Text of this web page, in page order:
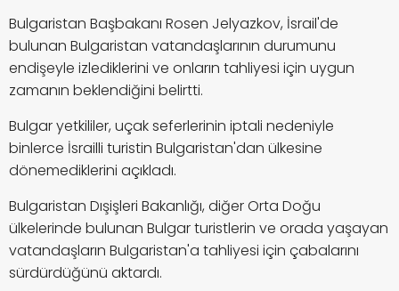
Bulgaristan Başbakanı Rosen Jelyazkov, İsrail'de
bulunan Bulgaristan vatandaşlarının durumunu
endişeyle izlediklerini ve onların tahliyesi için uygun
zamanın beklendiğini belirtti.
Bulgar yetkililer, uçak seferlerinin iptali nedeniyle
binlerce İsrailli turistin Bulgaristan'dan ülkesine
dönemediklerini açıkladı.
Bulgaristan Dışişleri Bakanlığı, diğer Orta Doğu
ülkelerinde bulunan Bulgar turistlerin ve orada yaşayan
vatandaşların Bulgaristan'a tahliyesi için çabalarını
sürdürdüğünü aktardı.